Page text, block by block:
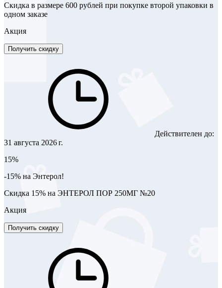
Скидка в размере 600 рублей при покупке второй упаковки в
одном заказе
Акция
Получить скидку
Действителен до:
31 августа 2026 г.
15%
-15% на Энтерол!
Скидка 15% на ЭНТЕРОЛ ПОР 250МГ №20
Акция
Получить скидку